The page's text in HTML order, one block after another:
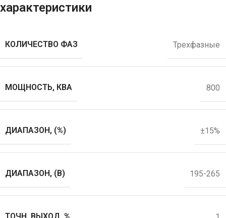
характеристики
КОЛИЧЕСТВО ФАЗ Трехфазные
МОЩНОСТЬ, КВА 800
ДИАПАЗОН, (%) ±15%
ДИАПАЗОН, (В) 195-265